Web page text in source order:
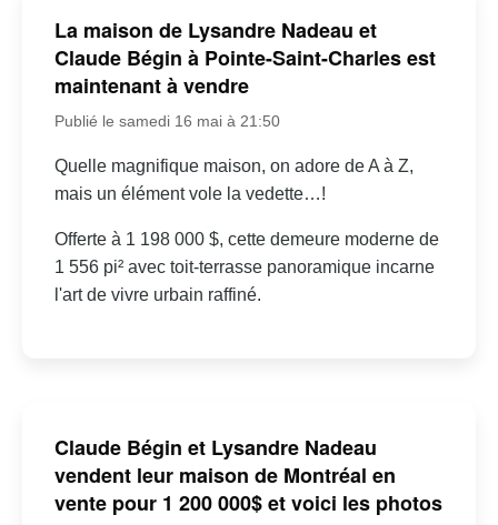
La maison de Lysandre Nadeau et
Claude Bégin à Pointe-Saint-Charles est
maintenant à vendre
Publié le samedi 16 mai à 21:50
Quelle magnifique maison, on adore de A à Z,
mais un élément vole la vedette…!
Offerte à 1 198 000 $, cette demeure moderne de
1 556 pi² avec toit-terrasse panoramique incarne
l'art de vivre urbain raffiné.
Claude Bégin et Lysandre Nadeau
vendent leur maison de Montréal en
vente pour 1 200 000$ et voici les photos